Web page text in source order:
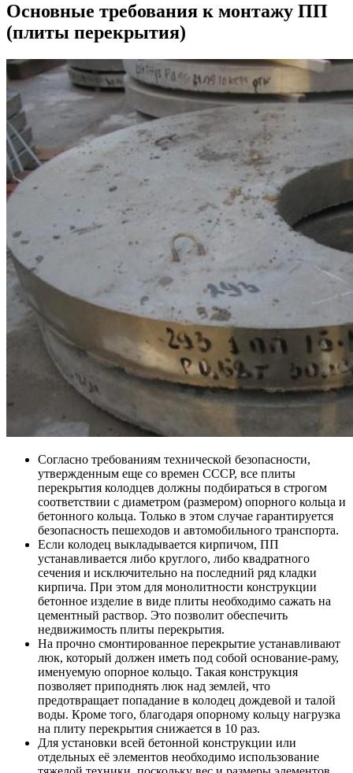
Основные требования к монтажу ПП
(плиты перекрытия)
Согласно требованиям технической безопасности,
утвержденным еще со времен СССР, все плиты
перекрытия колодцев должны подбираться в строгом
соответствии с диаметром (размером) опорного кольца и
бетонного кольца. Только в этом случае гарантируется
безопасность пешеходов и автомобильного транспорта.
Если колодец выкладывается кирпичом, ПП
устанавливается либо круглого, либо квадратного
сечения и исключительно на последний ряд кладки
кирпича. При этом для монолитности конструкции
бетонное изделие в виде плиты необходимо сажать на
цементный раствор. Это позволит обеспечить
недвижимость плиты перекрытия.
На прочно смонтированное перекрытие устанавливают
люк, который должен иметь под собой основание-раму,
именуемую опорное кольцо. Такая конструкция
позволяет приподнять люк над землей, что
предотвращает попадание в колодец дождевой и талой
воды. Кроме того, благодаря опорному кольцу нагрузка
на плиту перекрытия снижается в 10 раз.
Для установки всей бетонной конструкции или
отдельных её элементов необходимо использование